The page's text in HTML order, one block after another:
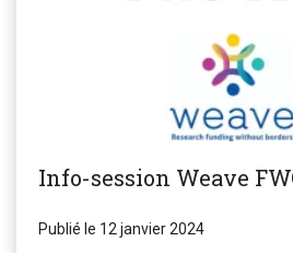
Info-session Weave
Publié le 12 janvier 2024